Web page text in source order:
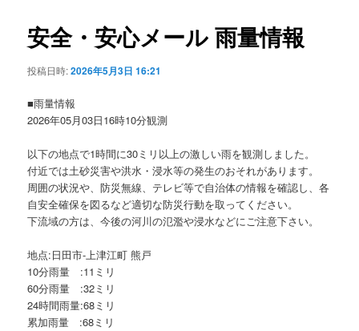
ゲ
ー
ョ
安全・安心メール 雨量情報
投稿日時:2026年5月3日 16:21
■雨量情報
2026年05月03日16時10分観測
以下の地点で1時間に30ミリ以上の激しい雨を観測しました。
付近では土砂災害や洪水・浸水等の発生のおそれがあります。
周囲の状況や、防災無線、テレビ等で自治体の情報を確認し、各
自安全確保を図るなど適切な防災行動を取ってください。
下流域の方は、今後の河川の氾濫や浸水などにご注意下さい。
地点:日田市-上津江町 熊戸
10分雨量 :11ミリ
60分雨量 :32ミリ
24時間雨量:68ミリ
累加雨量 :68ミリ